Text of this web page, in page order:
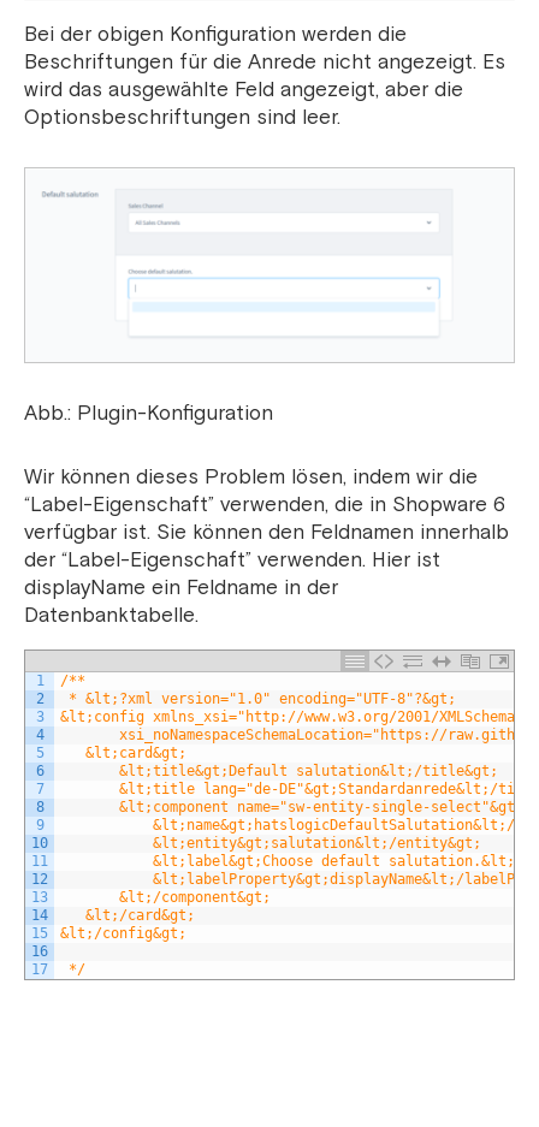
Bei der obigen Konfiguration werden die
Beschriftungen für die Anrede nicht angezeigt. Es
wird das ausgewählte Feld angezeigt, aber die
Optionsbeschriftungen sind leer.
Abb.: Plugin-Konfiguration
Wir können dieses Problem lösen, indem wir die
“Label-Eigenschaft” verwenden, die in Shopware 6
verfügbar ist. Sie können den Feldnamen innerhalb
der “Label-Eigenschaft” verwenden. Hier ist
displayName ein Feldname in der
Datenbanktabelle.
1
2
3
4
5
6
7
8
9
10
11
12
13
14
15
16
17
/**
* &lt;?xml version="1.0" encoding="UTF-8"?&gt;
&lt;config xmlns_xsi="http://www.w3.org/2001/XMLSchema-
xsi_noNamespaceSchemaLocation="https://
&lt;card&gt;
&lt;title&gt;Default salutation&lt;/title&gt;
&lt;title lang="de-DE"&gt;Standardanrede&lt;/
&lt;component name="sw-entity-single-select"&gt;
&lt;name&gt;hatslogicDefaultSalutation&lt;/
&lt;entity&gt;salutation&lt;/entity&gt;
&lt;label&gt;Choose default salutation.&lt;/
&lt;labelProperty&gt;displayName&lt;/
&lt;/component&gt;
&lt;/card&gt;
&lt;/config&gt;
*/